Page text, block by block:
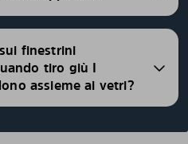
finestrini
tiro giù I
assieme ai vetri?